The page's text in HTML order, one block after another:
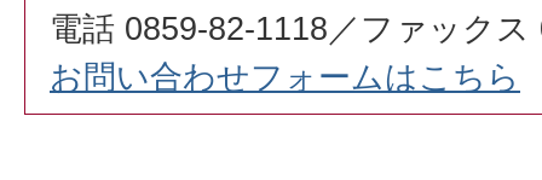
電話 0859-82-1118／ファックス
お問い合わせフォームはこちら